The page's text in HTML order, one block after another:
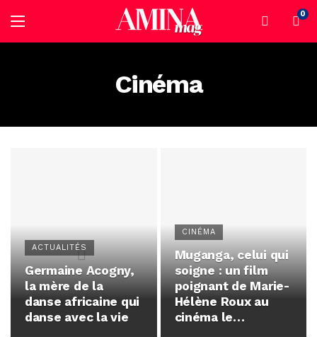
0
Cinéma
ACTUALITÉS
Germaine Acogny,
la mère de la
danse africaine qui
danse avec la vie
CINÉMA
Muganga, celui qui
soigne : un film
poignant de Marie-
Hélène Roux au
cinéma le